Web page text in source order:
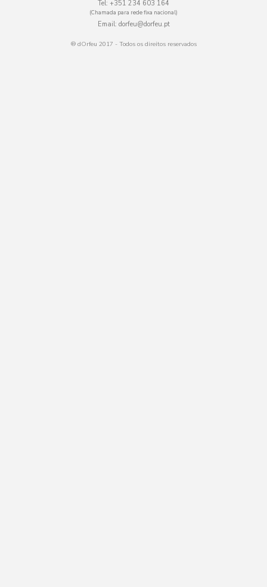
Tel: +351 234 603 164
(Chamada para rede fixa nacional)
Email: dorfeu@dorfeu.pt
® dOrfeu 2017 - Todos os direitos reservados